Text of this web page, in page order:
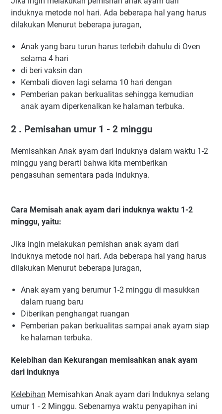
induknya metode nol hari. Ada beberapa hal yang harus
dilakukan Menurut beberapa juragan,
Anak yang baru turun harus terlebih dahulu di Oven
selama 4 hari
di beri vaksin dan
Kembali dioven lagi selama 10 hari dengan
Pemberian pakan berkualitas sehingga kemudian
anak ayam diperkenalkan ke halaman terbuka.
2 . Pemisahan umur 1 - 2 minggu
Memisahkan Anak ayam dari Induknya dalam waktu 1-2
minggu yang berarti bahwa kita memberikan
pengasuhan sementara pada induknya.
Cara Memisah anak ayam dari induknya waktu 1-2
minggu, yaitu:
Jika ingin melakukan pemishan anak ayam dari
induknya metode nol hari. Ada beberapa hal yang harus
dilakukan Menurut beberapa juragan,
Anak ayam yang berumur 1-2 minggu di masukkan
dalam ruang baru
Diberikan penghangat ruangan
Pemberian pakan berkualitas sampai anak ayam siap
ke halaman terbuka.
Kelebihan dan Kekurangan memisahkan anak ayam
dari induknya
Kelebihan Memisahkan Anak ayam dari Induknya selang
umur 1 - 2 Minggu. Sebenarnya waktu penyapihan ini